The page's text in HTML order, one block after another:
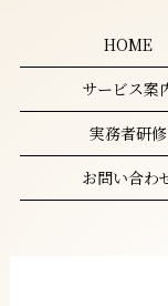
HOME
サービス案
実務者研修
お問い合わ